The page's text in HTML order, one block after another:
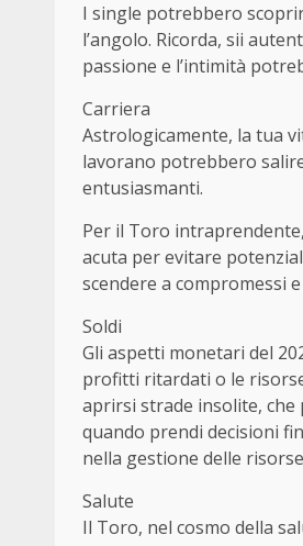
I single potrebbero
l’angolo. Ricorda, sii
passione e l’intimità
Carriera
Astrologicamente, la tua
lavorano potrebbero
entusiasmanti.
Per il Toro
acuta per evitare
scendere a compromessi
Soldi
Gli aspetti monetari del
profitti ritardati o le
aprirsi strade insolite,
quando prendi decisioni
nella gestione delle
Salute
Il Toro, nel cosmo della